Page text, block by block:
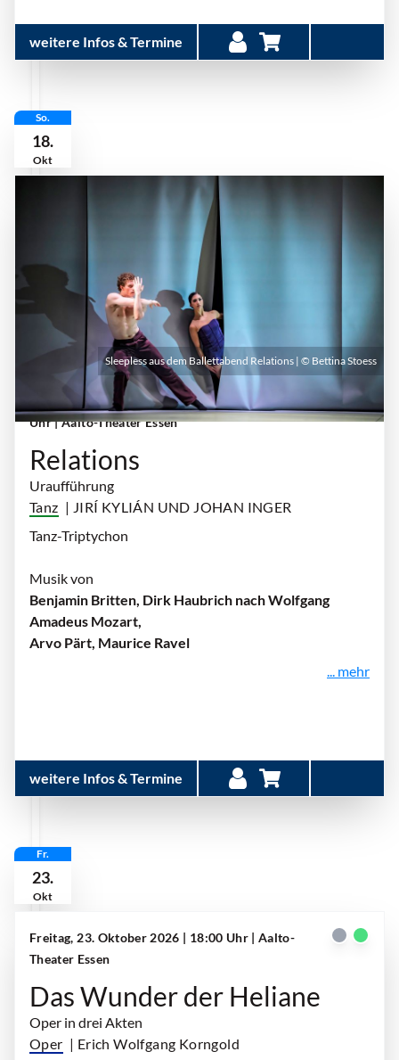
weitere Infos & Termine
So.
18.
Okt
Sonntag, 18. Oktober 2026 | 18:00 Uhr - 20:00
Uhr| Aalto-Theater Essen
Relations
Uraufführung
Tanz | JIRÍ KYLIÁN UND JOHAN INGER
Tanz-Triptychon
Musik von
Benjamin Britten, Dirk Haubrich nach Wolfgang
Amadeus Mozart,
Arvo Pärt, Maurice Ravel
... mehr
weitere Infos & Termine
Sleepless aus dem Ballettabend Relations | © Bettina Stoess
Fr.
23.
Okt
Freitag, 23. Oktober 2026 | 18:00 Uhr | Aalto-
Theater Essen
Das Wunder der Heliane
Oper in drei Akten
Oper | Erich Wolfgang Korngold